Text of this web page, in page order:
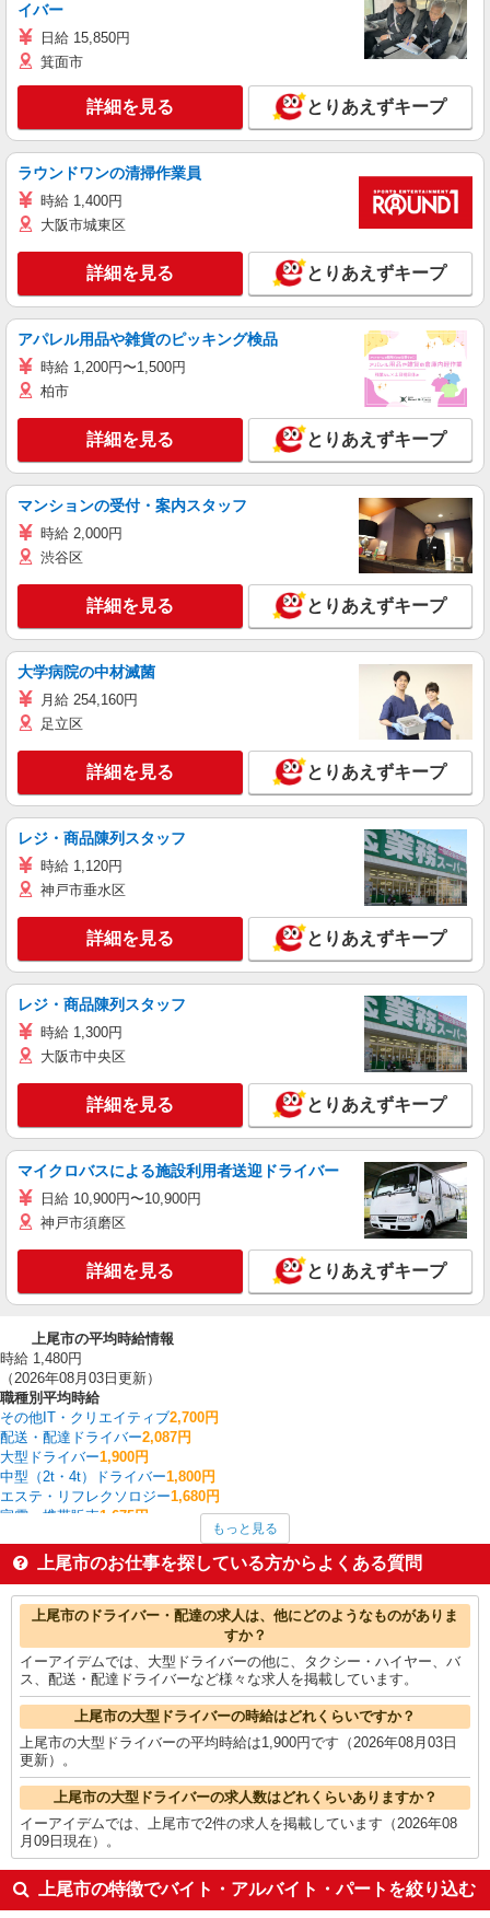
イバー
日給 15,850円
箕面市
詳細を見る とりあえずキープ
ラウンドワンの清掃作業員
時給 1,400円
大阪市城東区
詳細を見る とりあえずキープ
アパレル用品や雑貨のピッキング検品
時給 1,200円〜1,500円
柏市
詳細を見る とりあえずキープ
マンションの受付・案内スタッフ
時給 2,000円
渋谷区
詳細を見る とりあえずキープ
大学病院の中材滅菌
月給 254,160円
足立区
詳細を見る とりあえずキープ
レジ・商品陳列スタッフ
時給 1,120円
神戸市垂水区
詳細を見る とりあえずキープ
レジ・商品陳列スタッフ
時給 1,300円
大阪市中央区
詳細を見る とりあえずキープ
マイクロバスによる施設利用者送迎ドライバー
日給 10,900円〜10,900円
神戸市須磨区
詳細を見る とりあえずキープ
上尾市の平均時給情報
時給 1,480円
（2026年08月03日更新）
職種別平均時給
その他IT・クリエイティブ2,700円
配送・配達ドライバー2,087円
大型ドライバー1,900円
中型（2t・4t）ドライバー1,800円
エステ・リフレクソロジー1,680円
家電・携帯販売1,675円
看護師・保健師・看護助手・助産師 1,621円
その他介護・福祉1,600円
作業療法士・理学療法士・言語聴覚士・視能訓練士1,557円
一般・営業事務1,515円
上尾市の他の職種の平均時給を見る
もっと見る
上尾市のお仕事を探している方からよくある質問
上尾市のドライバー・配達の求人は、他にどのようなものがありま
すか？
イーアイデムでは、大型ドライバーの他に、タクシー・ハイヤー、バ
ス、配送・配達ドライバーなど様々な求人を掲載しています。
上尾市の大型ドライバーの時給はどれくらいですか？
上尾市の大型ドライバーの平均時給は1,900円です（2026年08月03日
更新）。
上尾市の大型ドライバーの求人数はどれくらいありますか？
イーアイデムでは、上尾市で2件の求人を掲載しています（2026年08
月09日現在）。
上尾市の特徴でバイト・アルバイト・パートを絞り込む